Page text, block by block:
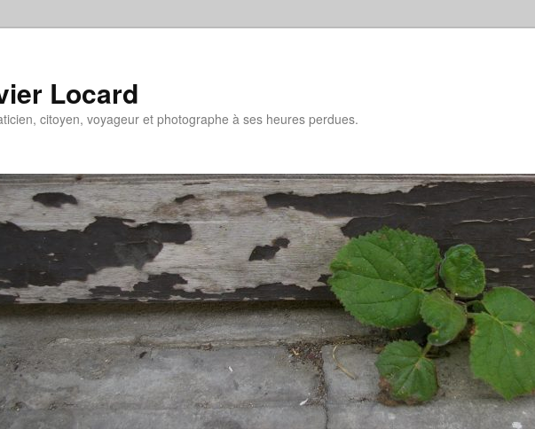
Locard
citoyen, voyageur et photographe à ses heures perdues.